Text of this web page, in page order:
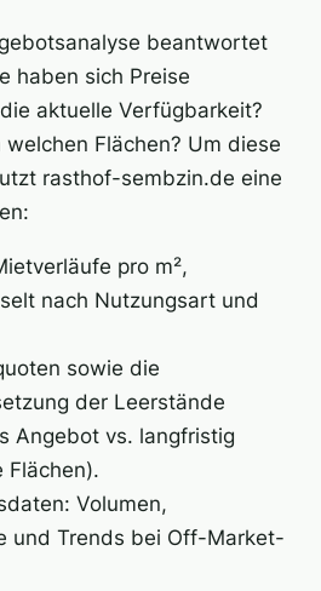
beantwortet
haben sich Preise
aktuelle Verfügbarkeit?
Flächen? Um diese
rasthof-sembzin.de eine
pro m²,
nach Nutzungsart und
sowie die
der Leerstände
Angebot vs. langfristig
Flächen).
Volumen,
und Trends bei Off-Market-